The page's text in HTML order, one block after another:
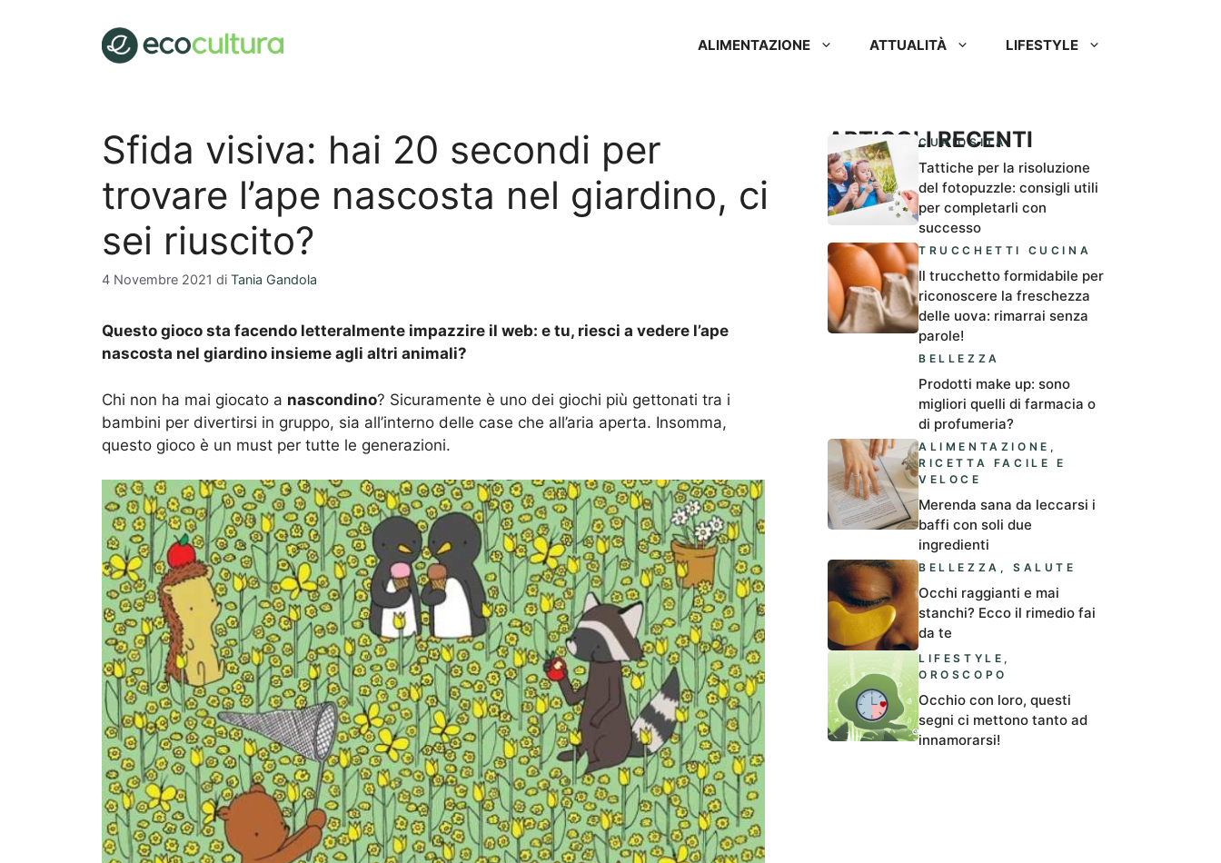
ALIMENTAZIONE ATTUALITÀ LIFESTYLE
Sfida visiva: hai 20 secondi per
trovare l’ape nascosta nel giardino, ci
sei riuscito?
4 Novembre 2021 di Tania Gandola
Questo gioco sta facendo letteralmente impazzire il web: e tu, riesci a vedere l’ape
nascosta nel giardino insieme agli altri animali?
Chi non ha mai giocato a nascondino? Sicuramente è uno dei giochi più gettonati tra i
bambini per divertirsi in gruppo, sia all’interno delle case che all’aria aperta. Insomma,
questo gioco è un must per tutte le generazioni.
ARTICOLI RECENTI
CURIOSITÀ
Tattiche per la risoluzione
del fotopuzzle: consigli utili
per completarli con
successo
TRUCCHETTI CUCINA
Il trucchetto formidabile per
riconoscere la freschezza
delle uova: rimarrai senza
parole!
BELLEZZA
Prodotti make up: sono
migliori quelli di farmacia o
di profumeria?
ALIMENTAZIONE ,
RICETTA FACILE E
VELOCE
Merenda sana da leccarsi i
baffi con soli due
ingredienti
BELLEZZA ,SALUTE
Occhi raggianti e mai
stanchi? Ecco il rimedio fai
da te
LIFESTYLE ,
OROSCOPO
Occhio con loro, questi
segni ci mettono tanto ad
innamorarsi!